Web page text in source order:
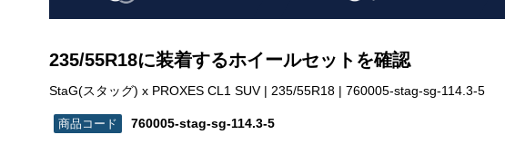
235/55R18に装着するホイールセットを確認
StaG(スタッグ) x PROXES CL1 SUV | 235/55R18 | 760005-stag-sg-114.3-5
760005-stag-sg-114.3-5